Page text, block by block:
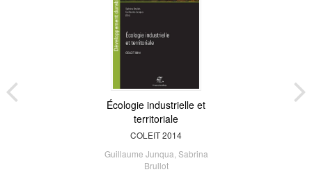
Écologie industrielle et
territoriale
COLEIT 2014
Guillaume Junqua Sabrina
Brullot